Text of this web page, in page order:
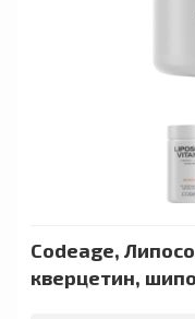
Codeage,
кверцетин,